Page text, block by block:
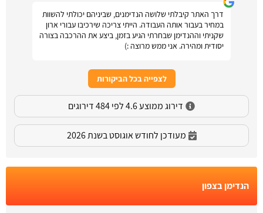
דרך האתר קיבלתי שלושה הנדימנים, שביניהם יכולתי להשוות
במחיר בעבור אותה העבודה. הייתי צריכה שירכיבו עבורי ארון
שקניתי וההנדימן שבחרתי הגיע בזמן, ביצע את ההרכבה בצורה
יסודית ומהירה. אני ממש מרוצה :)
לצפייה בכל הביקורות
דירוג ממוצע 4.6 לפי 484 דירוגים
מעודכן לחודש אוגוסט בשנת 2026
הנדימן בצפון